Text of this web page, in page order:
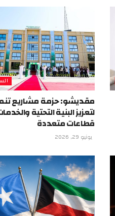
مقديشو: حزمة مشاريع
لتعزيز البنية التحتية
قطاعات متعددة
يونيو 29, 2026